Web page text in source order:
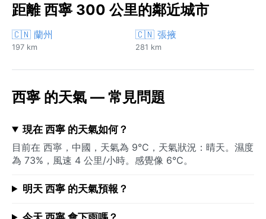
距離 西寧 300 公里的鄰近城市
🇨🇳 蘭州
197 km
🇨🇳 張掖
281 km
西寧 的天氣 — 常見問題
現在 西寧 的天氣如何？
目前在 西寧，中國，天氣為 9°C，天氣狀況：晴天。濕度
為 73%，風速 4 公里/小時。感覺像 6°C。
明天 西寧 的天氣預報？